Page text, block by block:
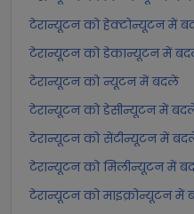
टेरान्यूटन को हेक्टोन्यूटन में
टेरान्यूटन को डेकान्यूटन में
टेरान्यूटन को न्यूटन में बदलें
टेरान्यूटन को डेसीन्यूटन में
टेरान्यूटन को सेंटीन्यूटन में
टेरान्यूटन को मिलीन्यूटन में
टेरान्यूटन को माइक्रोन्यूटन में